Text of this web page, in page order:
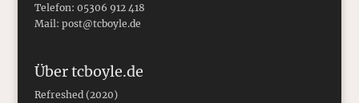
Telefon: 05306 912 418
Mail: post@tcboyle.de
Über tcboyle.de
Refreshed (2020)